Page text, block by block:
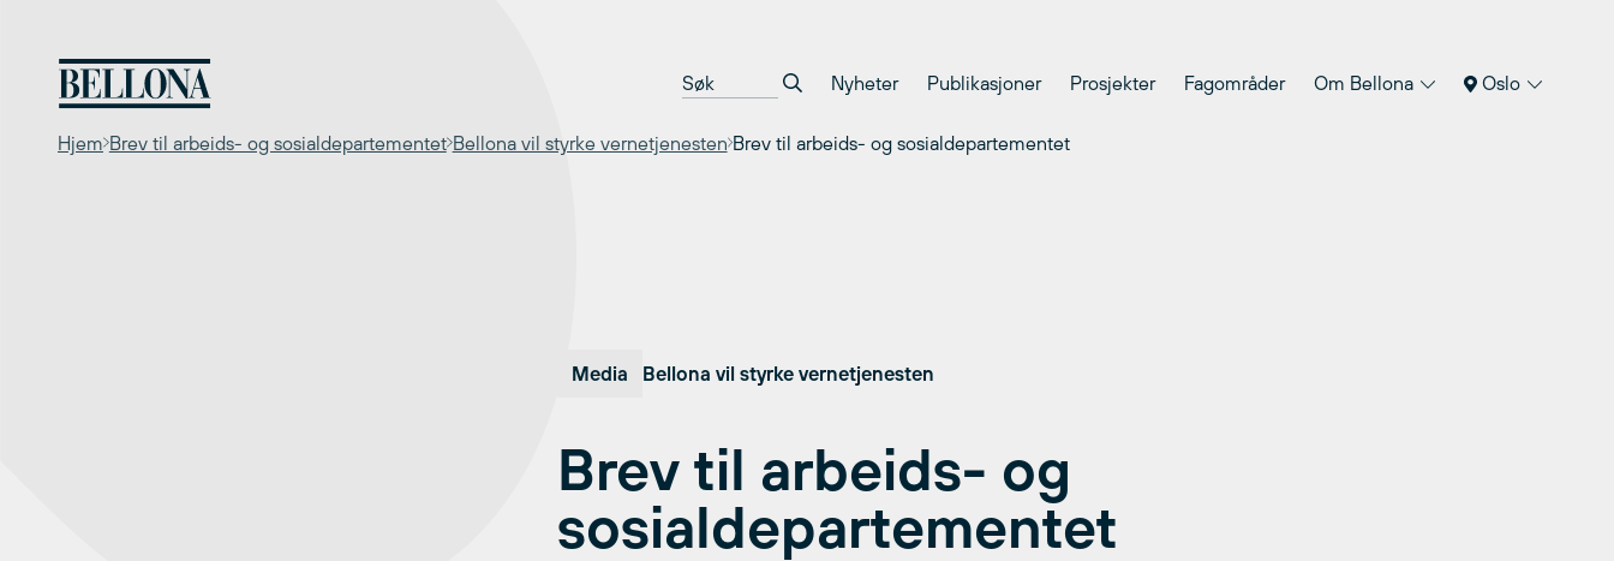
innhold
Nyheter Publikasjoner Prosjekter Fagområder Om Bellona Oslo
Hjem Brev til arbeids- og sosialdepartementet Bellona vil styrke vernetjenesten Brev til arbeids- og sosialdepartementet
Media Bellona vil styrke vernetjenesten
Brev til arbeids- og
sosialdepartementet